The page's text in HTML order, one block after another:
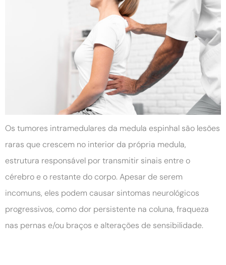
Os tumores intramedulares da medula espinhal são lesões
raras que crescem no interior da própria medula,
estrutura responsável por transmitir sinais entre o
cérebro e o restante do corpo. Apesar de serem
incomuns, eles podem causar sintomas neurológicos
progressivos, como dor persistente na coluna, fraqueza
nas pernas e/ou braços e alterações de sensibilidade.